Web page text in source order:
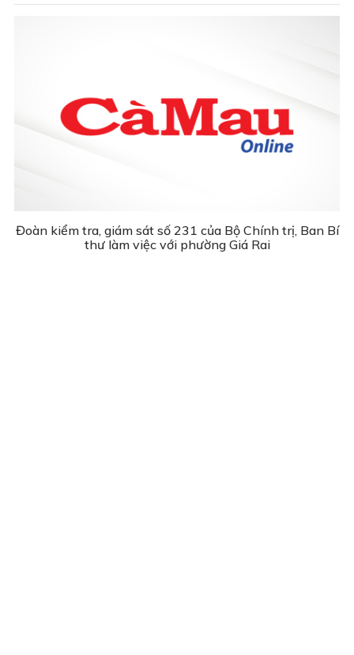
Đoàn kiểm tra, giám sát số 231 của Bộ Chính trị, Ban Bí
thư làm việc với phường Giá Rai